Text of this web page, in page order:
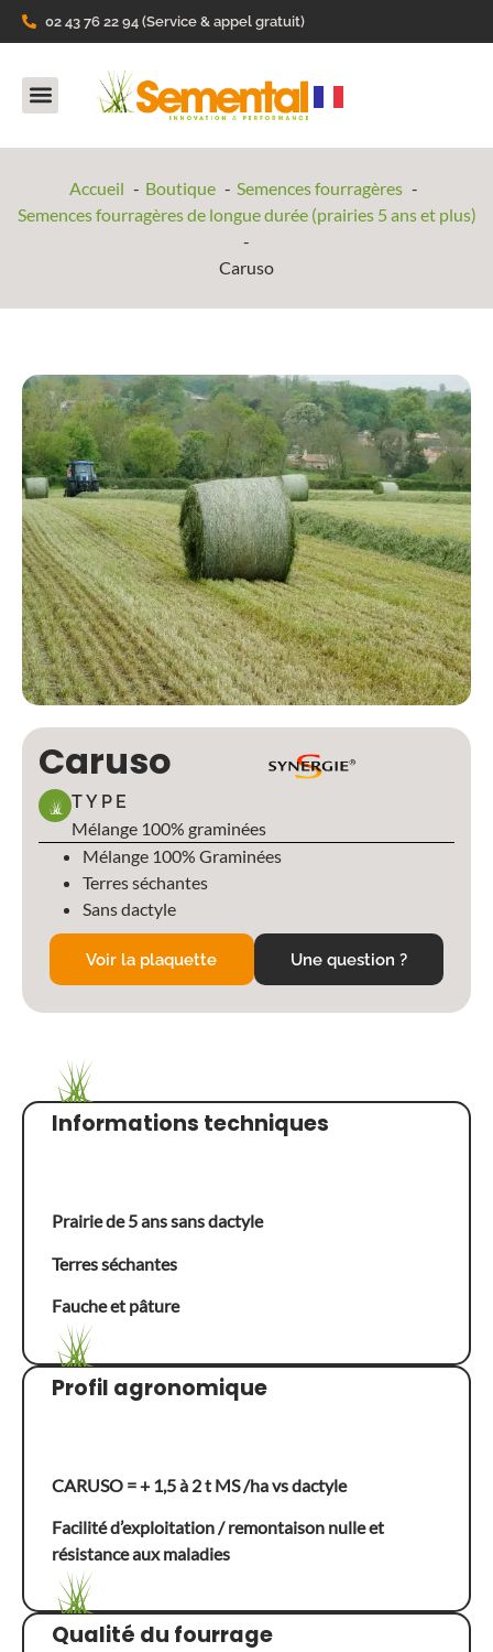
02 43 76 22 94 (Service & appel gratuit)
Accueil Boutique
Semences fourragères
Semences fourragères de longue durée (prairies 5 ans et plus)
Caruso
Caruso
TYPE
Mélange 100% graminées
Mélange 100% Graminées
Terres séchantes
Sans dactyle
Voir la plaquette Une question ?
Informations techniques
Prairie de 5 ans sans dactyle
Terres séchantes
Fauche et pâture
Profil agronomique
CARUSO = + 1,5 à 2 t MS /ha vs dactyle
Facilité d’exploitation / remontaison nulle et
résistance aux maladies
Qualité du fourrage